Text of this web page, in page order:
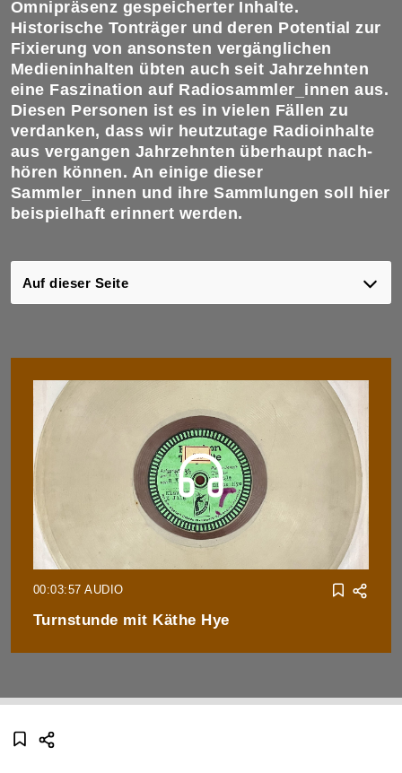
Omni­präsenz ge­speicher­ter Inhalte.
Historische Tonträger und deren Potential zur
Fixierung von ansonsten ver­gäng­lichen
Medien­in­halten übten auch seit Jahr­zehnten
eine Faszination auf Radio­sammler_innen aus.
Diesen Personen ist es in vielen Fällen zu
verdanken, dass wir heutzutage Radio­inhalte
aus vergangen Jahr­zehnten über­haupt nach­
hören können. An einige dieser
Sammler_innen und ihre Sammlungen soll hier
beispielhaft erinnert werden.
Auf dieser Seite
00:03:57 AUDIO
Turnstunde mit Käthe Hye